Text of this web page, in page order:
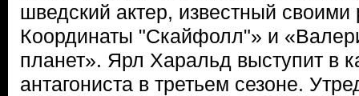
шведский актер, известный
Координаты "Скайфолл"» и
планет». Ярл Харальд выступит в
антагониста в третьем сезоне.